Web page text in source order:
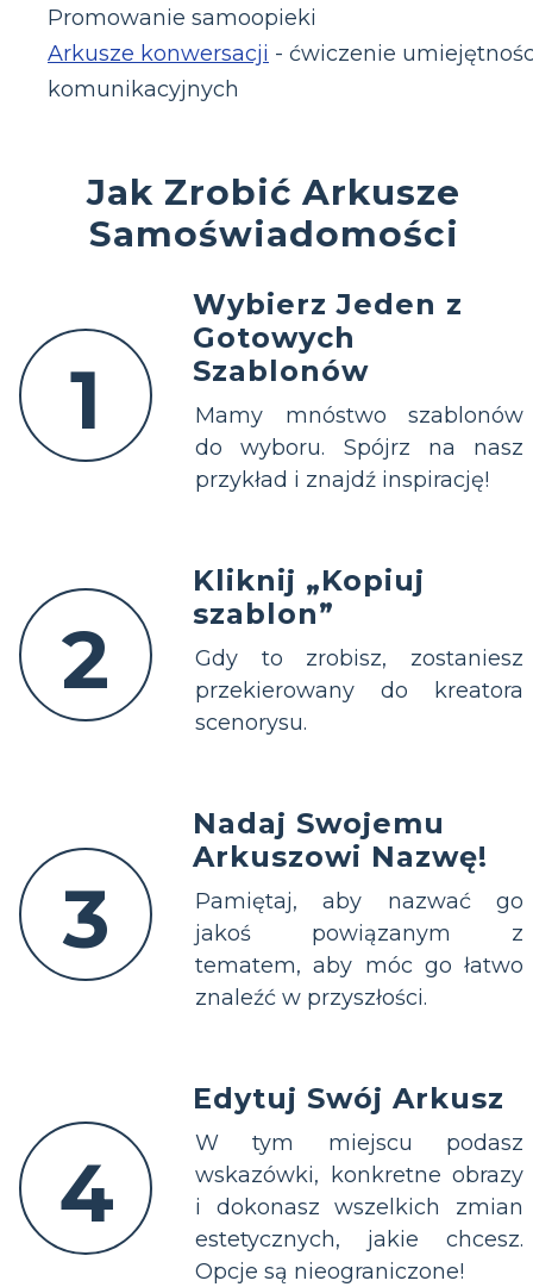
Promowanie samoopieki
Arkusze konwersacji - ćwiczenie
komunikacyjnych
Jak Zrobić Arkusze
Samoświadomości
1
Wybierz Jeden z
Gotowych
Szablonów
Mamy mnóstwo szablonów
do wyboru. Spójrz na nasz
przykład i znajdź inspirację!
2
Kliknij „Kopiuj
szablon”
Gdy to zrobisz, zostaniesz
przekierowany do kreatora
scenorysu.
3
Nadaj Swojemu
Arkuszowi Nazwę!
Pamiętaj, aby nazwać go
jakoś powiązanym z
tematem, aby móc go łatwo
znaleźć w przyszłości.
4
Edytuj Swój Arkusz
W tym miejscu podasz
wskazówki, konkretne obrazy
i dokonasz wszelkich zmian
estetycznych, jakie chcesz.
Opcje są nieograniczone!